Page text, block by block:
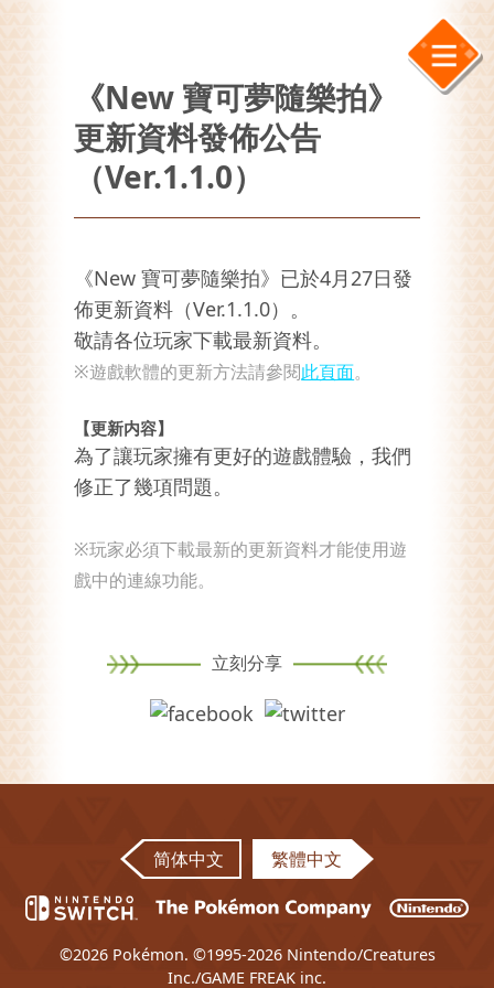
《New 寶可夢隨樂拍》
更新資料發佈公告
（Ver.1.1.0）
《New 寶可夢隨樂拍》已於4月27日發
佈更新資料（Ver.1.1.0）。
敬請各位玩家下載最新資料。
※遊戲軟體的更新方法請參閱此頁面。
【更新内容】
為了讓玩家擁有更好的遊戲體驗，我們
修正了幾項問題。
※玩家必須下載最新的更新資料才能使用遊
戲中的連線功能。
立刻分享
简体中文 繁體中文
©2026 Pokémon. ©1995-2026 Nintendo/Creatures
Inc./GAME FREAK inc.